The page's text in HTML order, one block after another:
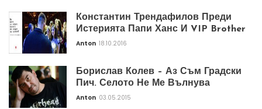
Константин Трендафилов Преди
Истерията Папи Ханс И VIP Brother
Anton 18.10.2016
Борислав Колев – Аз Съм Градски
Пич. Селото Не Ме Вълнува
Anton 03.05.2015